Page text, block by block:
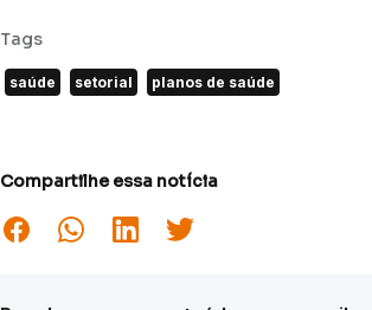
Tags
saúde setorial planos de saúde
Compartilhe essa notícia